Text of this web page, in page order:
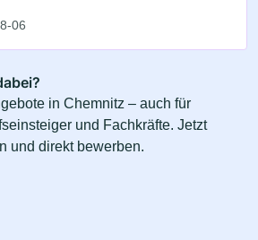
06
in Chemnitz – auch für
und Fachkräfte. Jetzt
und direkt bewerben.